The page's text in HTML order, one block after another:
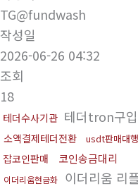
TG@fundwash
작성일
2026-06-26 04:32
조회
18
테더수사기관 테더tron구입
소액결제테더전환 usdt판매대행
잡코인판매 코인송금대리
이더리움현금화 이더리움 리